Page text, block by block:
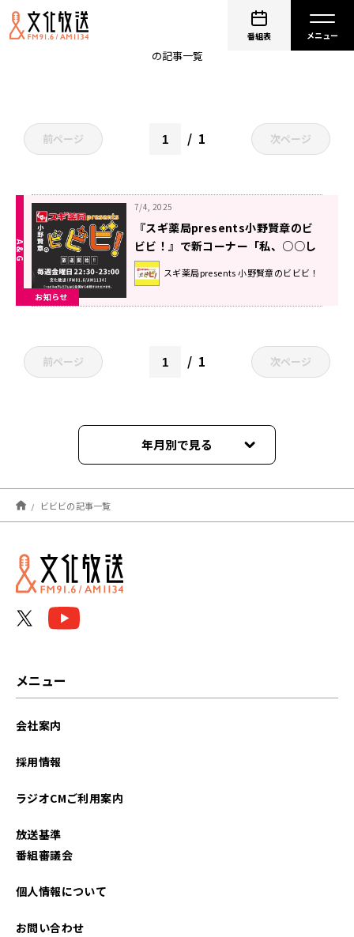
番組表
の記事一覧
前ページ 1 次ページ
お知らせ
7/4, 2025
『スギ薬局presents小野賢章のビ
ビビ！』で新コーナー「私、○○し
スギちゃいました」がスタート！
スギ薬局presents 小野賢章のビビビ！
前ページ 1 次ページ
年月別で見る
2026年01月
2025年12月
2025年11月
ビビビの記事一覧
メニュー
会社案内
採用情報
ラジオCMご利用案内
放送基準
番組審議会
個人情報について
お問い合わせ